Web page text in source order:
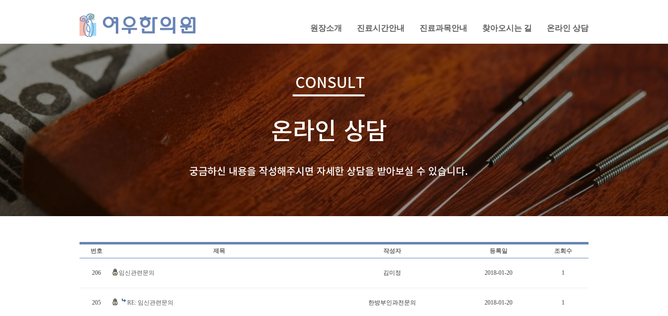
원장소개 진료시간안내 진료과목안내 찾아오시는 길 온라인 상담
번호 제목 작성자 등록일 조회수
206 임신관련문의 김미정 2018-01-20 1
205 RE: 임신관련문의 한방부인과전문의 2018-01-20 1